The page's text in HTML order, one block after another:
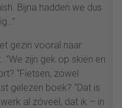
Bijna hadden we dus
gezin vooral naar
“We zijn gek op skiën en
“Fietsen, zowel
gelezen boek? “Dat is
al zóveel, dat ik – in